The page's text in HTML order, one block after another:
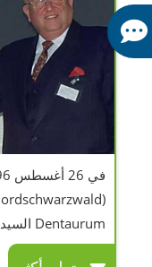
Dentaurum السيد Mark Stephen Pace.